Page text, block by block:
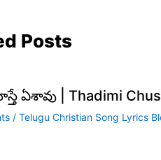
Posts
ఏశావు | Thadimi
/ Telugu Christian Song Lyrics